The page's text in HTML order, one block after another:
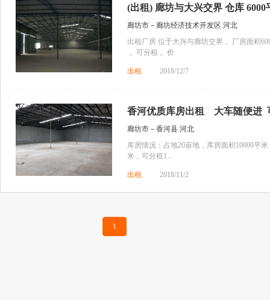
(出租) 廊坊与大兴交界 仓库 6000
廊坊市－廊坊经济技术开发区 河北
出租厂房 位于大兴与廊坊交界， 厂房面积
， 可分租 。价
出租 2018/12/7
香河优质库房出租 大车随便进
廊坊市－香河县 河北
库房情况：占地20亩地，库房面积10000平
米，可分租1...
出租 2018/11/2
1